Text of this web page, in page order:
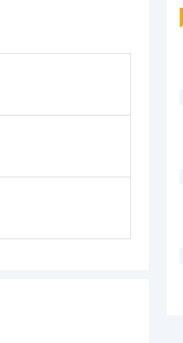
全保护。无论是
直接在远程连接
到功能，
都为用户提